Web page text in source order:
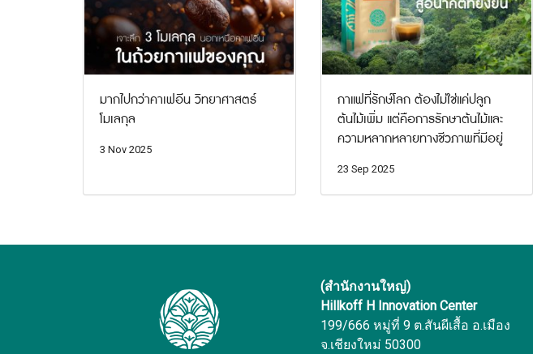
มากไปกว่าคาเฟอีน วิทยาศาสตร์
โมเลกุล
3 Nov 2025
กาแฟที่รักษ์โลก ต้องไม่ใช่แค่ปลูก
ต้นไม้เพิ่ม แต่คือการรักษาต้นไม้และ
ความหลากหลายทางชีวภาพที่มีอยู่
23 Sep 2025
(สำนักงานใหญ่)
Hillkoff H Innovation Center
199/666 หมู่ที่ 9 ต.สันผีเสื้อ อ.เมือง
จ.เชียงใหม่ 50300